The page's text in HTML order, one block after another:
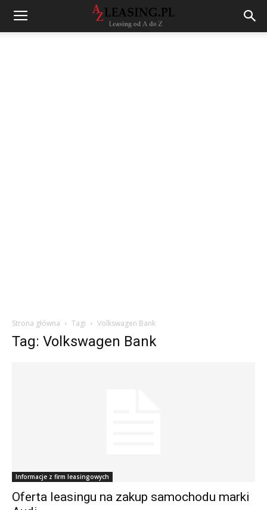
Strona główna Tagi Volkswagen Bank
Tag: Volkswagen Bank
Informacje z firm leasingowych
Oferta leasingu na zakup samochodu marki